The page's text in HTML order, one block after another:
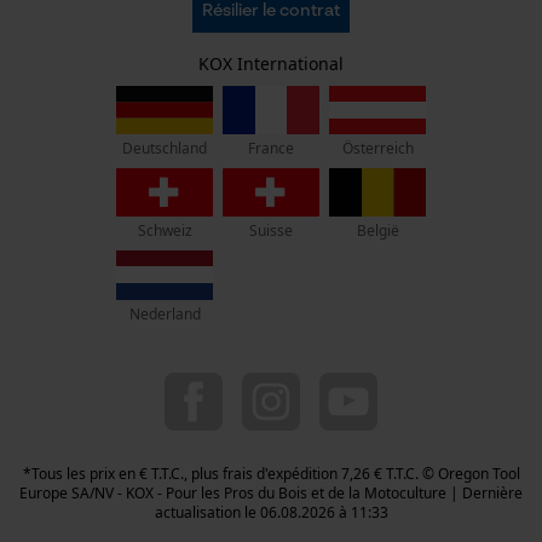
KOX - Pour les Pros du Bois et de la Motoculture
Rue Emile Francqui 11
1435 Mont-Saint-Guibert
Pas de magasin !
Adresse de retour:
Oregon Tool GmbH
Beim Erlenwäldchen 14/2
71522 Backnang
Politique de confidentialitéRésilier le contrat
KOX International
Deutschland France Österreich
Schweiz Suisse België
Nederland
*Tous les prix en € T.T.C., plus frais d'expédition 7,26 € T.T.C. © Oregon Tool
Europe SA/NV - KOX - Pour les Pros du Bois et de la Motoculture | Dernière
actualisation le 06.08.2026 à 11:33